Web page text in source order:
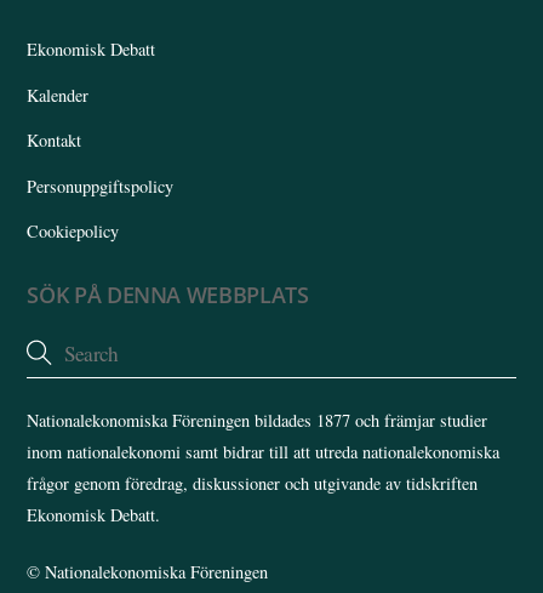
Ekonomisk Debatt
Kalender
Kontakt
Personuppgiftspolicy
Cookiepolicy
SÖK PÅ DENNA WEBBPLATS
Nationalekonomiska Föreningen bildades 1877 och främjar studier
inom nationalekonomi samt bidrar till att utreda nationalekonomiska
frågor genom föredrag, diskussioner och utgivande av tidskriften
Ekonomisk Debatt.
©Nationalekonomiska Föreningen